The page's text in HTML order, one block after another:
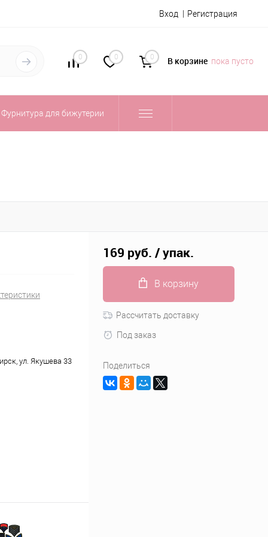
Вход Регистрация
0 0 0 В корзине пока пусто
Фурнитура для бижутерии
ул. Якушева 33
169 руб. / упак.
В корзину
Рассчитать доставку
Под заказ
Поделиться